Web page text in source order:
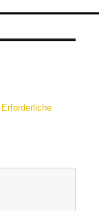
Erforderliche